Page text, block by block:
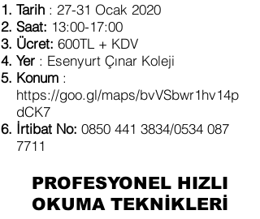
Tarih : 27-31 Ocak 2020
Saat: 13:00-17:00
Ücret: 600TL + KDV
Yer : Esenyurt Çınar Koleji
Konum :
https://goo.gl/maps/bvVSbwr1hv14p
dCK7
İrtibat No: 0850 441 3834/0534 087
7711
PROFESYONEL HIZLI
OKUMA TEKNİKLERİ